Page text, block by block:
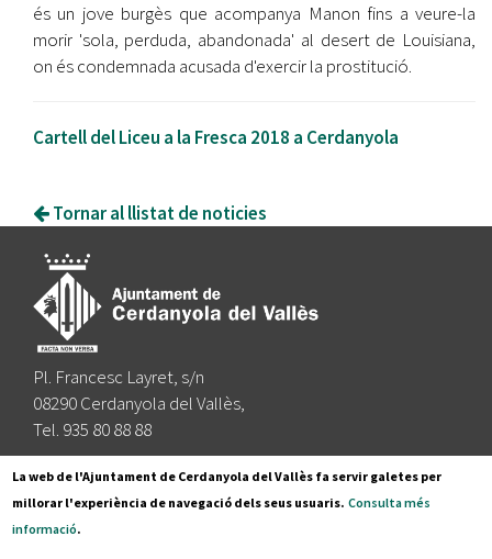
és un jove burgès que acompanya Manon fins a veure-la
morir 'sola, perduda, abandonada' al desert de Louisiana,
on és condemnada acusada d'exercir la prostitució.
Cartell del Liceu a la Fresca 2018 a Cerdanyola
Tornar al llistat de noticies
Pl. Francesc Layret, s/n
08290 Cerdanyola del Vallès,
Tel. 935 80 88 88
Segueix-nos a:
La web de l'Ajuntament de Cerdanyola del Vallès fa servir galetes per
millorar l'experiència de navegació dels seus usuaris. Consulta més
informació.